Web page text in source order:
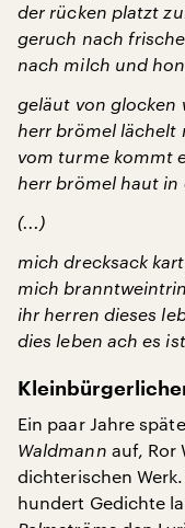
der rücken platzt
geruch nach
nach milch und
geläut von glocken
herr brömel lächelt
vom turme kommt
herr brömel haut
(...)
mich drecksack
mich
ihr herren dieses
dies leben ach es
Ein paar Jahre
Waldmann auf, Ror
dichterischen
hundert Gedichte